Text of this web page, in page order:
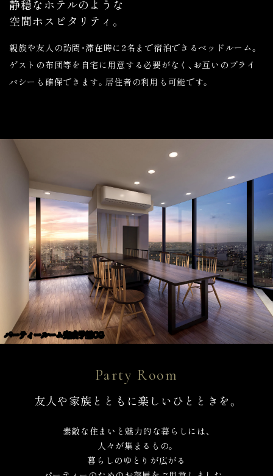
静穏なホテルのような
空間ホスピタリティ。
親族や友人の訪問・滞在時に2名まで宿泊できるベッドルーム。
ゲストの布団等を自宅に用意する必要がなく、お互いのプライ
バシーも確保できます。居住者の利用も可能です。
パーティールーム完成予想CG
Party Room
友人や家族とともに楽しいひとときを。
素敵な住まいと魅力的な暮らしには、
人々が集まるもの。
暮らしのゆとりが広がる